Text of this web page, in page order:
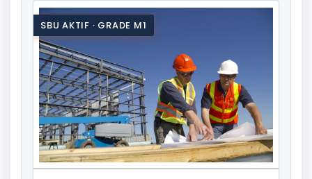
SBU AKTIF · GRADE M1